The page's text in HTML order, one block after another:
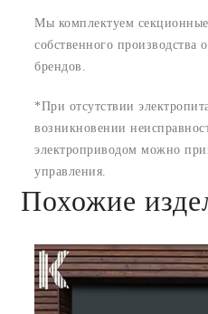
Мы комплектуем секционные
собственного
брендов.
*При отсутствии
возникновении
электроприводом можно
управления.
Похожие